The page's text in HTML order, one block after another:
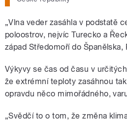
„Vlna veder zasáhla v podstatě
poloostrov, nejvíc Turecko a
západ Středomoří do Španělska,
Výkyvy se čas od času v
že extrémní teploty zasáhnou
opravdu něco mimořádného,
„Svědčí to o tom, že změna